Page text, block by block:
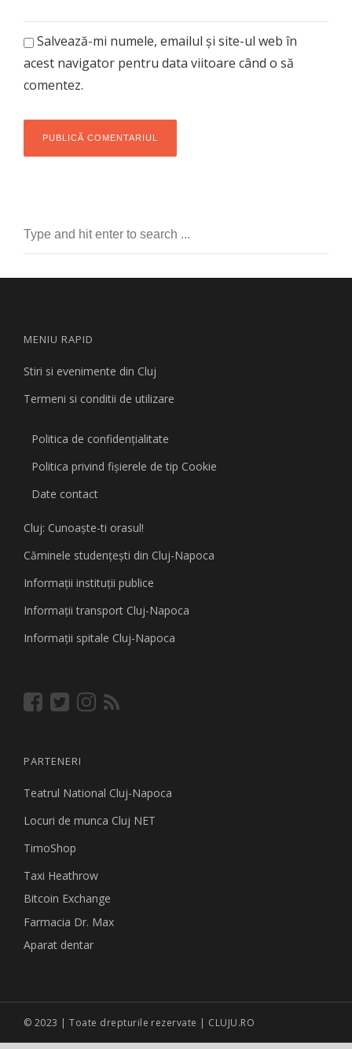
Salvează-mi numele, emailul și site-ul web în
acest navigator pentru data viitoare când o să
comentez.
MENIU RAPID
Stiri si evenimente din Cluj
Termeni si conditii de utilizare
Politica de confidențialitate
Politica privind fişierele de tip Cookie
Date contact
Cluj: Cunoaşte-ti orasul!
Căminele studenţeşti din Cluj-Napoca
Informaţii instituţii publice
Informaţii transport Cluj-Napoca
Informaţii spitale Cluj-Napoca
PARTENERI
Teatrul National Cluj-Napoca
Locuri de munca Cluj NET
TimoShop
Taxi Heathrow
Bitcoin Exchange
Farmacia Dr. Max
Aparat dentar
© 2023 | Toate drepturile rezervate | CLUJU.RO